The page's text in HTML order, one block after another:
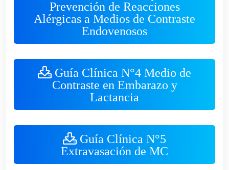
Prevención de Reacciones
Alérgicas a Medios de Contraste
Endovenosos
Guía Clínica N°4 Medio de
Contraste en Embarazo y
Lactancia
Guía Clínica N°5
Extravasación de MC